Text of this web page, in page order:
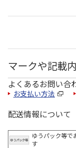
マークや記載
よくあるお問い合
お支払い方法
配送情報について
ゆうパック等で
す